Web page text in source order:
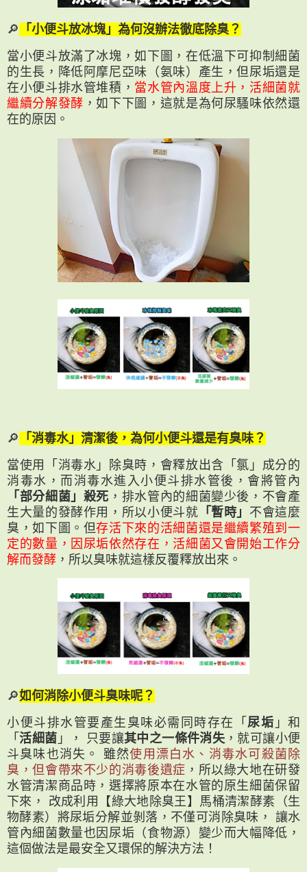
🔎 「小便斗放冰塊」為何沒辦法徹底除臭？
當小便斗放滿了冰塊，如下圖，在低溫下可抑制細菌
的生長，降低阿摩尼亞味（氨味）產生，但尿垢還是
在小便斗排水管堆積， 當水管內溫度上升，活細菌就
繼續分解發酵 ，如下下圖，這就是為何尿騷味依然還
在的原因。
🔎 「消毒水」清潔後，為何小便斗還是有臭味？
當使用「消毒水」除臭時，會釋放出含「氯」成分的
消毒水，而消毒水進入小便斗排水管後，會將管內
「部分細菌」殺死 ，排水管內的細菌變少後，不會產
生大量的發酵作用，所以小便斗就 「暫時」 不會這麼
臭，如下圖。但存活下來的活細菌還是繼續繁殖到一
定的數量，因尿垢依然存在，活細菌又會開始工作分
解而發酵 ，所以臭味就這樣反覆釋放出來。
🔎如何消除小便斗臭味呢？
小便斗排水管要產生臭味必需同時存在「尿垢 」和
「活細菌 」， 只要讓其中之一條件消失 ，就可讓小便
斗臭味也消失。 雖然使用漂白水、消毒水可殺菌除
臭，但會帶來不少的消毒後遺症 ，所以綠大地在研發
水管清潔商品時，選擇將原本在水管的原生細菌保留
下來， 改成利用【綠大地除臭王】馬桶清潔酵素（生
物酵素）將尿垢分解並剝落，不僅可消除臭味， 讓水
管內細菌數量也因尿垢（食物源）變少而大幅降低，
這個做法是最安全又環保的解決方法！